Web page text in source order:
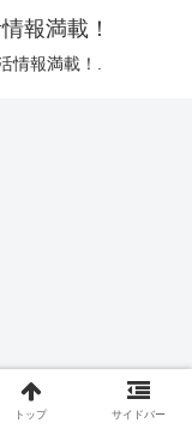
報満載！
報満載！.
トップ サイドバー